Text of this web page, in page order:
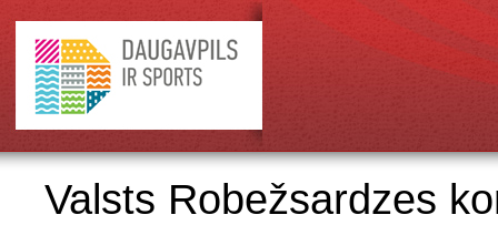
Valsts Robežsardzes